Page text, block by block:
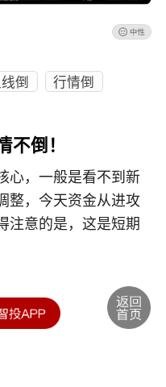
倒
行情倒
不倒！
心，一般是看不到新
整，今天资金从进攻
注意的是，这是短期